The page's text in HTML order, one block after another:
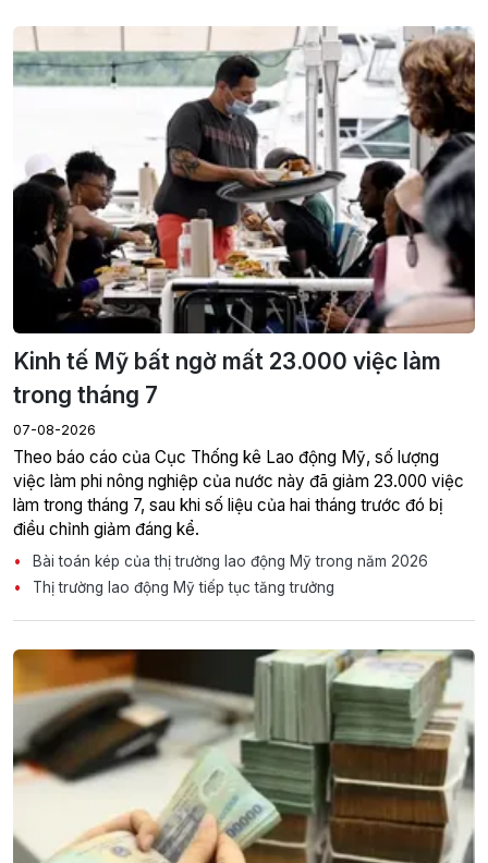
Kinh tế Mỹ bất ngờ mất 23.000 việc làm
trong tháng 7
07-08-2026
Theo báo cáo của Cục Thống kê Lao động Mỹ, số lượng
việc làm phi nông nghiệp của nước này đã giảm 23.000 việc
làm trong tháng 7, sau khi số liệu của hai tháng trước đó bị
điều chỉnh giảm đáng kể.
Bài toán kép của thị trường lao động Mỹ trong năm 2026
Thị trường lao động Mỹ tiếp tục tăng trưởng